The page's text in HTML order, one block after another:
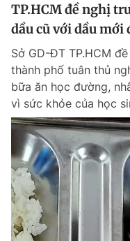
TP.HCM đề nghị
dầu cũ với dầu
Sở GD-ĐT TP.HCM
thành phố tuân thủ
bữa ăn học đường,
vì sức khỏe của học